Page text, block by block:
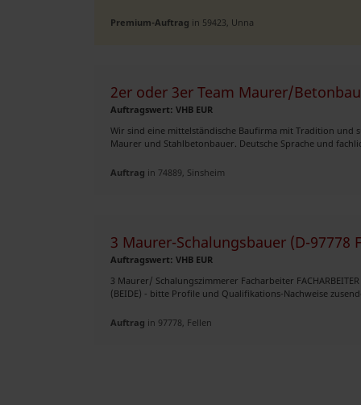
Premium-Auftrag in 59423, Unna
2er oder 3er Team Maurer/
Auftragswert: VHB EUR
Wir sind eine mittelständische Baufirma mit Tradition und
Maurer und Stahlbetonbauer. Deutsche Sprache und
Auftrag in 74889, Sinsheim
3 Maurer-Schalungsbauer (D-97778
Auftragswert: VHB EUR
3 Maurer/ Schalungszimmerer Facharbeiter FACHARBEITER
(BEIDE) - bitte Profile und Qualifikations-Nachweise
Auftrag in 97778, Fellen